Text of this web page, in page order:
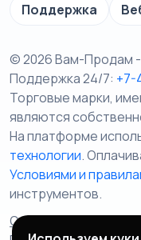
Поддержка
© 2026 Вам-Продам
Поддержка 24/7: +7-
Торговые марки,
являются
На платформе
технологии.
Условиями и
инструментов.
Отказ от